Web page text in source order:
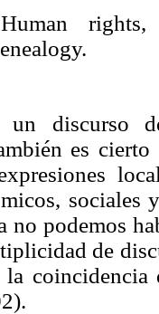
rights,
discurso
es
sociales
no podemos
de
la